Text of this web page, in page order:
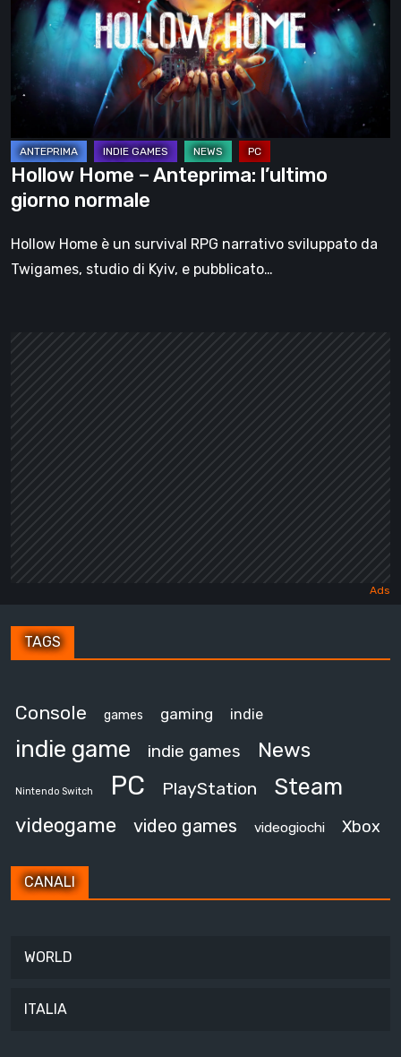
Anteprima:
l’ultimo
giorno
normale
Hollow Home – Anteprima: l’ultimo
giorno normale
Hollow Home è un survival RPG narrativo sviluppato da
Twigames, studio di Kyiv, e pubblicato…
TAGS
Console games gaming indie
indie game indie games News
Nintendo Switch PC PlayStation Steam
videogame video games videogiochi Xbox
CANALI
WORLD
ITALIA